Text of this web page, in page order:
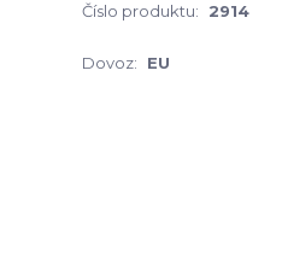
Číslo produktu: 2914
Dovoz:
EU